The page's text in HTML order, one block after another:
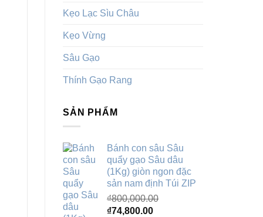
Kẹo Lạc Sìu Châu
Kẹo Vừng
Sâu Gạo
Thính Gạo Rang
SẢN PHẨM
Bánh con sâu Sâu
quẩy gạo Sâu dâu
(1Kg) giòn ngon đặc
sản nam định Túi ZIP
₫800,000.00
Giá
₫74,800.00Giá